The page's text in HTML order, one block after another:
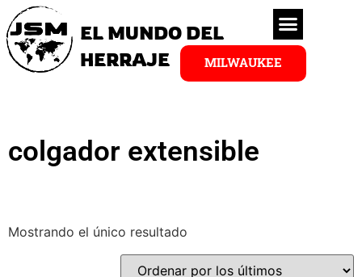
EL MUNDO DEL
HERRAJE
MILWAUKEE
colgador extensible
Mostrando el único resultado